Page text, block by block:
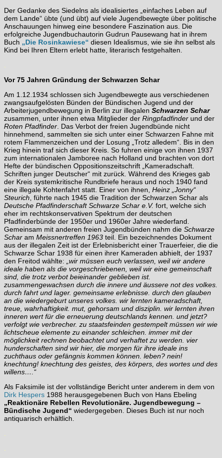
Der Gedanke des Siedelns als idealisiertes „einfaches Leben auf
dem Lande“ übte (und übt) auf viele Jugendbewegte über politische
Anschauungen hinweg eine besondere Faszination aus. Die
erfolgreiche Jugendbuchautorin Gudrun Pausewang hat in ihrem
Buch „Die Rosinkawiese“ diesen Idealismus, wie sie ihn selbst als
Kind bei Ihren Eltern erlebt hatte, literarisch festgehalten.
Vor 75 Jahren Gründung der Schwarzen Schar
Am 1.12.1934 schlossen sich Jugendbewegte aus verschiedenen
zwangsaufgelösten Bünden der Bündischen Jugend und der
Arbeiterjugendbewegung in Berlin zur illegalen Schwarzen Schar
zusammen, unter ihnen etwa Mitglieder der Ringpfadfinder und der
Roten Pfadfinder . Das Verbot der freien Jugendbünde nicht
hinnehmend, sammelten sie sich unter einer Schwarzen Fahne mit
rotem Flammenzeichen und der Losung „Trotz alledem“. Bis in den
Krieg hinein traf sich dieser Kreis. So fuhren einige von ihnen 1937
zum internationalen Jamboree nach Holland und brachten von dort
Hefte der bündischen Oppositionszeitschrift „Kameradschaft.
Schriften junger Deutscher“ mit zurück. Während des Krieges gab
der Kreis systemkritische Rundbriefe heraus und noch 1940 fand
eine illegale Kohtenfahrt statt. Einer von ihnen, Heinz „Jonny“
Steurich , führte nach 1945 die Tradition der Schwarzen Schar als
Deutsche Pfadfinderschaft Schwarze Schar e.V. fort, welche sich
eher im rechtskonservativen Spektrum der deutschen
Pfadfinderbünde der 1950er und 1960er Jahre wiederfand.
Gemeinsam mit anderen freien Jugendbünden nahm die Schwarze
Schar am Meissnertreffen 1963 teil. Ein bezeichnendes Dokument
aus der illegalen Zeit ist der Erlebnisbericht einer Trauerfeier, die die
Schwarze Schar 1938 für einen ihrer Kameraden abhielt, der 1937
den Freitod wählte:
„wir müssen euch verlassen, weil wir andere
ideale haben als die vorgeschriebenen, weil wir eine gemeinschaft
sind, die trotz verbot beieinander geblieben ist.
zusammengewachsen durch die innere und äussere not des volkes.
durch fahrt und lager. gemeinsame erlebnisse. durch den glauben
an die wiedergeburt unseres volkes. wir lernten kameradschaft,
treue, wahrhaftigkeit. mut, gehorsam und disziplin. wir lernten ihren
inneren wert für die erneuerung deutschlands kennen. und jetzt?
verfolgt wie verbrecher. zu staatsfeinden gestempelt müssen wir wie
lichtscheue elemente zu einander schleichen. immer mit der
möglichkeit rechnen beobachtet und verhaftet zu werden. vier
hunderschaften sind wir hier, die morgen für ihre ideale ins
zuchthaus oder gefängnis kommen können. leben? nein!
knechtung! knechtung des geistes, des körpers, des wortes und des
willens….“
Als Faksimile ist der vollständige Bericht unter anderem in dem von
Dirk Hespers 1988 herausgegebenen Buch von Hans Ebeling
„Reaktionäre Rebellen Revolutionäre. Jugendbewegung –
Bündische Jugend“ wiedergegeben. Dieses Buch ist nur noch
antiquarisch erhältlich.